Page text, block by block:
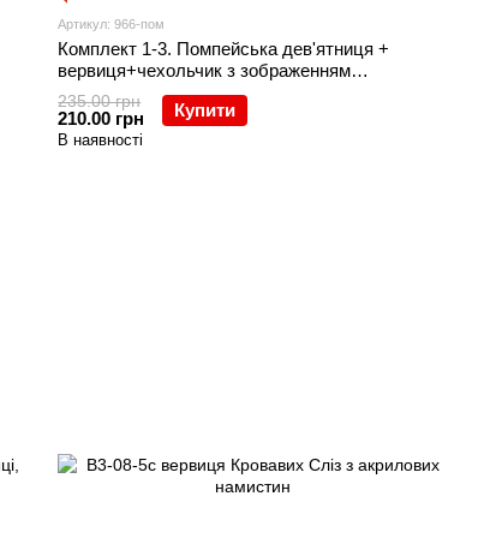
Артикул: 966-пом
Комплект 1-3. Помпейська дев'ятниця +
вервиця+чехольчик з зображенням
Помпейської Матері Божої
235.00 грн
210.00 грн Купити
В наявності